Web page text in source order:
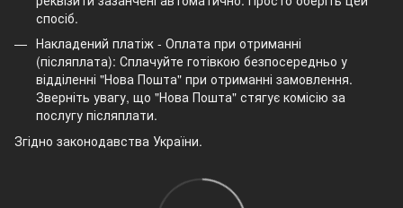
спосіб.
Накладений платіж - Оплата при отриманні
(післяплата): Сплачуйте готівкою безпосередньо у
відділенні "Нова Пошта" при отриманні замовлення.
Зверніть увагу, що "Нова Пошта" стягує комісію за
послугу післяплати.
Згідно законодавства України.